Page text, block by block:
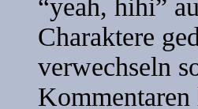
“yeah, hihi”
Charaktere
verwechseln